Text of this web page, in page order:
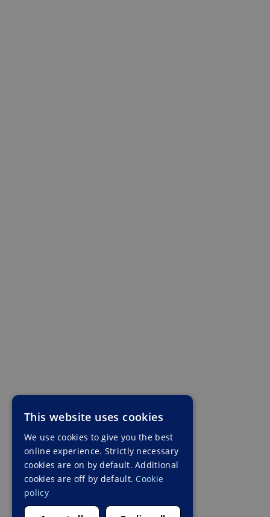
This website uses cookies
We use cookies to give you the best
online experience. Strictly necessary
cookies are on by default. Additional
cookies are off by default. Cookie
policy